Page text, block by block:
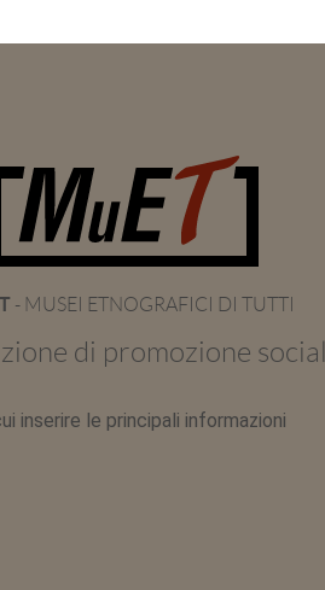
- MUSEI ETNOGRAFICI DI TUTTI
di promozione
inserire le principali informazioni